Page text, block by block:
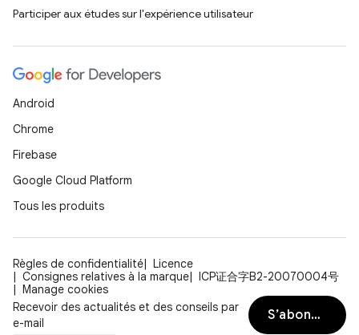
Participer aux études sur l'expérience utilisateur
Android
Chrome
Firebase
Google Cloud Platform
Tous les produits
Règles de confidentialité
Licence
Consignes relatives à la marque
ICP证合字B2-20070004号
Manage cookies
Recevoir des actualités et des conseils par
e-mail
S’abonner